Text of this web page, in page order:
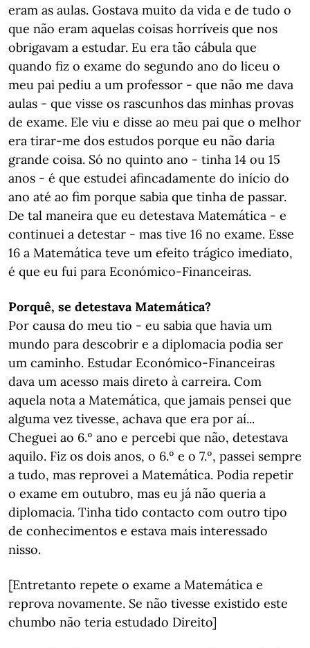
eram as aulas. Gostava muito da vida e de tudo o
que não eram aquelas coisas horríveis que nos
obrigavam a estudar. Eu era tão cábula que
quando fiz o exame do segundo ano do liceu o
meu pai pediu a um professor - que não me dava
aulas - que visse os rascunhos das minhas provas
de exame. Ele viu e disse ao meu pai que o melhor
era tirar-me dos estudos porque eu não daria
grande coisa. Só no quinto ano - tinha 14 ou 15
anos - é que estudei afincadamente do início do
ano até ao fim porque sabia que tinha de passar.
De tal maneira que eu detestava Matemática - e
continuei a detestar - mas tive 16 no exame. Esse
16 a Matemática teve um efeito trágico imediato,
é que eu fui para Económico-Financeiras.
Porquê, se detestava Matemática?
Por causa do meu tio - eu sabia que havia um
mundo para descobrir e a diplomacia podia ser
um caminho. Estudar Económico-Financeiras
dava um acesso mais direto à carreira. Com
aquela nota a Matemática, que jamais pensei que
alguma vez tivesse, achava que era por aí...
Cheguei ao 6.º ano e percebi que não, detestava
aquilo. Fiz os dois anos, o 6.º e o 7.º, passei sempre
a tudo, mas reprovei a Matemática. Podia repetir
o exame em outubro, mas eu já não queria a
diplomacia. Tinha tido contacto com outro tipo
de conhecimentos e estava mais interessado
nisso.
[Entretanto repete o exame a Matemática e
reprova novamente. Se não tivesse existido este
chumbo não teria estudado Direito]